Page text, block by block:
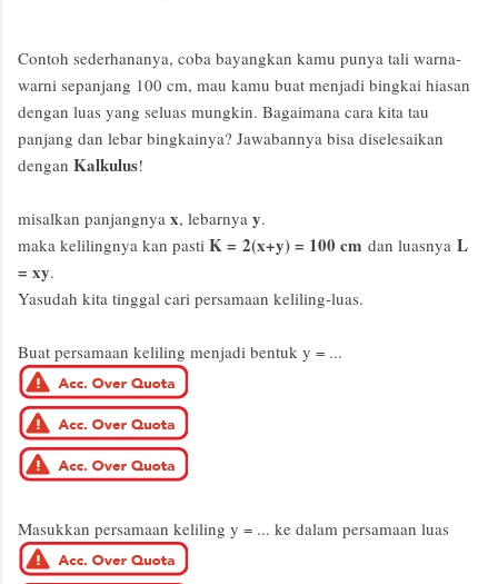
Contoh sederhananya, coba bayangkan kamu punya tali warna-
warni sepanjang 100 cm, mau kamu buat menjadi bingkai hiasan
dengan luas yang seluas mungkin. Bagaimana cara kita tau
panjang dan lebar bingkainya? Jawabannya bisa diselesaikan
dengan Kalkulus!
misalkan panjangnya x, lebarnya y.
maka kelilingnya kan pasti K = 2(x+y) = 100 cm dan luasnya L
= xy.
Yasudah kita tinggal cari persamaan keliling-luas.
Buat persamaan keliling menjadi bentuk y = ...
Masukkan persamaan keliling y = ... ke dalam persamaan luas